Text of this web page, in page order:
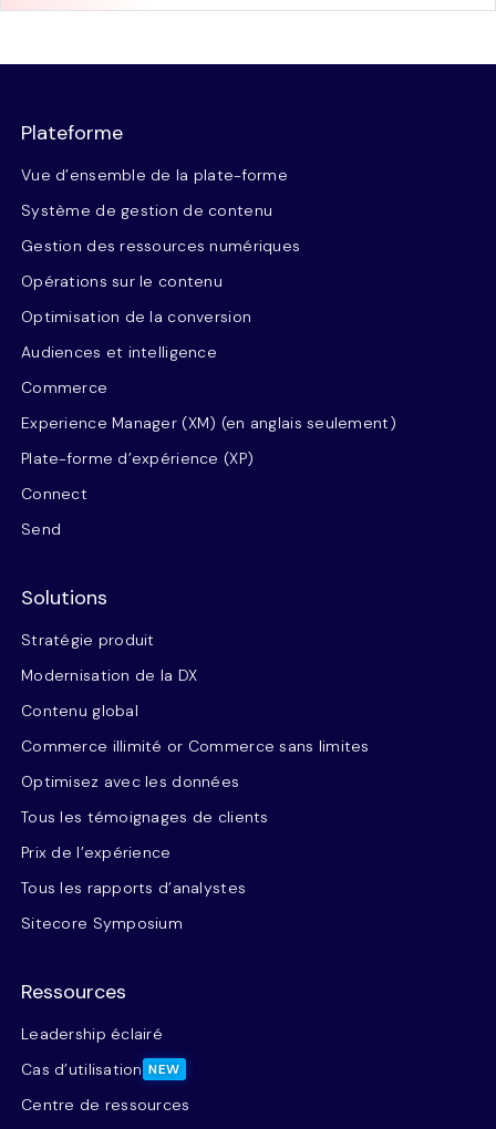
Plateforme
Vue d’ensemble de la plate-forme
Système de gestion de contenu
Gestion des ressources numériques
Opérations sur le contenu
Optimisation de la conversion
Audiences et intelligence
Commerce
Experience Manager (XM) (en anglais seulement)
Plate-forme d’expérience (XP)
Connect
Send
Solutions
Stratégie produit
Modernisation de la DX
Contenu global
Commerce illimité or Commerce sans limites
Optimisez avec les données
Tous les témoignages de clients
Prix de l’expérience
Tous les rapports d’analystes
Sitecore Symposium
Ressources
Leadership éclairé
Cas d’utilisation NEW
Centre de ressources